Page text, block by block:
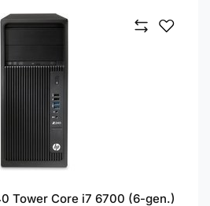
Tower Core i7 6700 (6-gen.)